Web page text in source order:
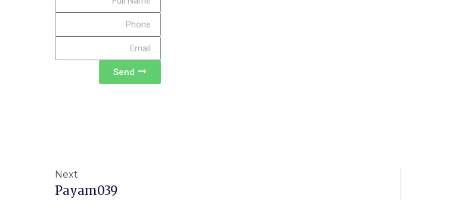
Send
Next
Payam039